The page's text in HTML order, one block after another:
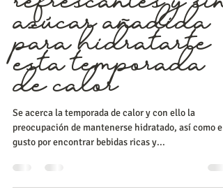
saborizadas,
refrescantes y sin
azúcar añadida
para hidratarte
de calor
Se acerca la temporada de calor y con ello la
gusto por encontrar bebidas ricas y...